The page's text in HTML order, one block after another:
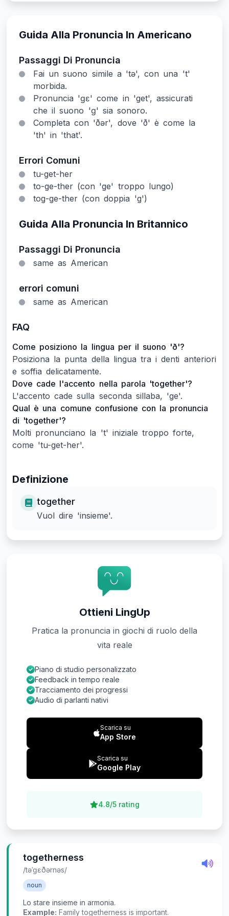
Guida Alla Pronuncia In Americano
Passaggi Di Pronuncia
Fai un suono simile a 'tə', con una 't'
morbida.
Pronuncia 'ɡɛ' come in 'get', assicurati
che il suono 'ɡ' sia sonoro.
Completa con 'ðər', dove 'ð' è come la
'th' in 'that'.
Errori Comuni
tu-get-her
to-ge-ther (con 'ge' troppo lungo)
tog-ge-ther (con doppia 'g')
Guida Alla Pronuncia In Britannico
Passaggi Di Pronuncia
same as American
errori comuni
same as American
FAQ
Come posiziono la lingua per il suono 'ð'?
Posiziona la punta della lingua tra i denti anteriori
e soffia delicatamente.
Dove cade l'accento nella parola 'together'?
L'accento cade sulla seconda sillaba, 'ge'.
Qual è una comune confusione con la pronuncia
di 'together'?
Molti pronunciano la 't' iniziale troppo forte,
come 'tu-get-her'.
Definizione
together
Vuol dire 'insieme'.
togetherness
/təˈɡɛðərnəs/
noun
Lo stare insieme in armonia.
Example: Family togetherness is important.
Ottieni LingUp
Pratica la pronuncia in giochi di ruolo della
vita reale
Piano di studio personalizzato
Feedback in tempo reale
Tracciamento dei progressi
Audio di parlanti nativi
Scarica su
App Store
Scarica su
Google Play
4.8/5 rating